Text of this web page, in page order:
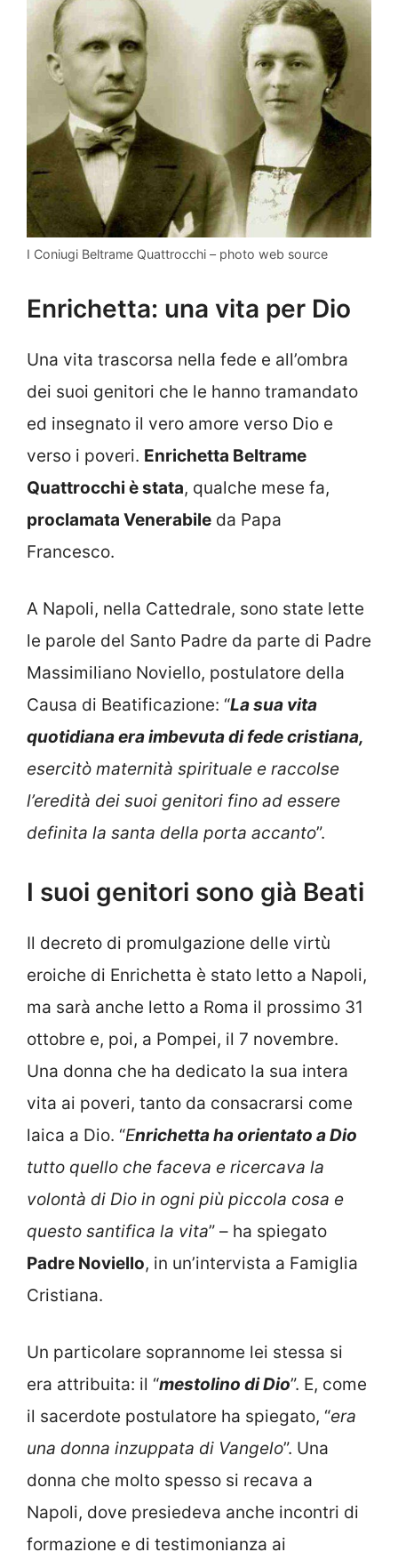
I Coniugi Beltrame Quattrocchi – photo web source
Enrichetta: una vita per Dio
Una vita trascorsa nella fede e all’ombra
dei suoi genitori che le hanno tramandato
ed insegnato il vero amore verso Dio e
verso i poveri. Enrichetta Beltrame
Quattrocchi è stata, qualche mese fa,
proclamata Venerabile da Papa
Francesco.
A Napoli, nella Cattedrale, sono state lette
le parole del Santo Padre da parte di Padre
Massimiliano Noviello, postulatore della
Causa di Beatificazione: “La sua vita
quotidiana era imbevuta di fede cristiana,
esercitò maternità spirituale e raccolse
l’eredità dei suoi genitori fino ad essere
definita la santa della porta accanto”.
I suoi genitori sono già Beati
Il decreto di promulgazione delle virtù
eroiche di Enrichetta è stato letto a Napoli,
ma sarà anche letto a Roma il prossimo 31
ottobre e, poi, a Pompei, il 7 novembre.
Una donna che ha dedicato la sua intera
vita ai poveri, tanto da consacrarsi come
laica a Dio. “Enrichetta ha orientato a Dio
tutto quello che faceva e ricercava la
volontà di Dio in ogni più piccola cosa e
questo santifica la vita” – ha spiegato
Padre Noviello, in un’intervista a Famiglia
Cristiana.
Un particolare soprannome lei stessa si
era attribuita: il “mestolino di Dio”. E, come
il sacerdote postulatore ha spiegato, “era
una donna inzuppata di Vangelo”. Una
donna che molto spesso si recava a
Napoli, dove presiedeva anche incontri di
formazione e di testimonianza ai